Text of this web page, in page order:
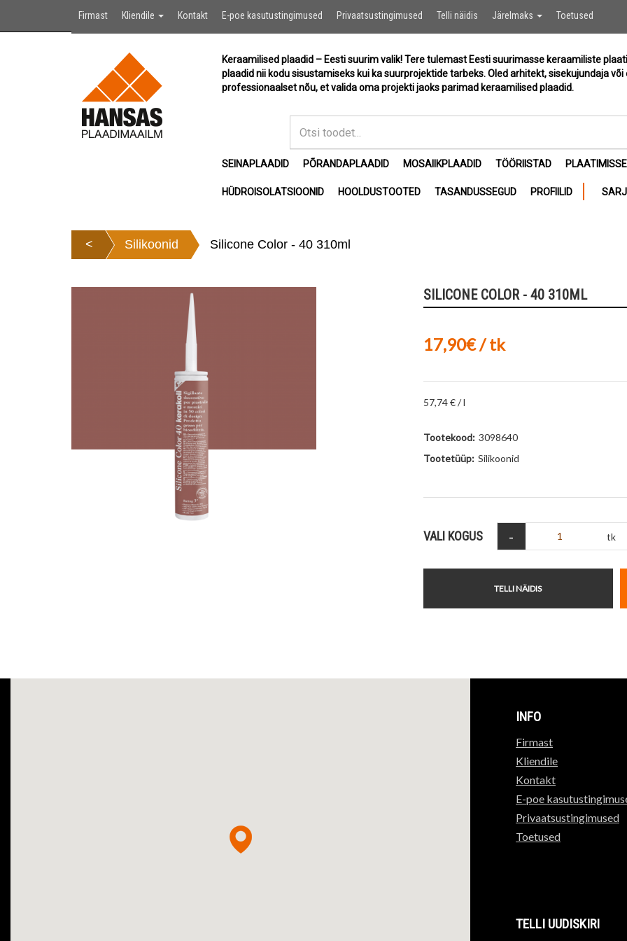
Firmast Kliendile Kontakt E-poe kasutustingimused Privaatsustingimused Telli näidis Järelmaks Toetused
Keraamilised plaadid – Eesti suurim valik! Tere tulemast Eesti suurimasse keraamiliste
plaadid nii kodu sisustamiseks kui ka suurprojektide tarbeks. Oled arhitekt, sisekujundaja
professionaalset nõu, et valida oma projekti jaoks parimad keraamilised plaadid.
SEINAPLAADID PÕRANDAPLAADID MOSAIIKPLAADID TÖÖRIISTAD
HÜDROISOLATSIOONID HOOLDUSTOOTED TASANDUSSEGUD PROFIILID
< Silikoonid Silicone Color - 40 310ml
SILICONE COLOR - 40 310ML
17,90€ / tk
57,74 € / l
Tootekood: 3098640
Tootetüüp: Silikoonid
VALI KOGUS - tk
TELLI NÄIDIS
INFO
Firmast
Kliendile
Kontakt
E-poe
Privaatsustingimused
Toetused
TELLI UUDISKIRI